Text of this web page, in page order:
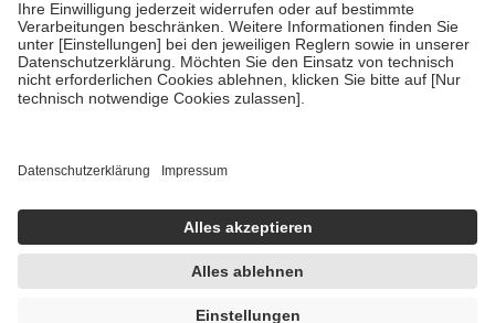
• Untersuchungen zur Vorsorge und Früherkennung, die von der
GKV getragen werden
• empfohlenen Schutzimpfungen
• Harn- und Blutteststreifen
getroffen, um sicherzustellen, dass es sich um echte Bewertungen
https://help.etrusted.com/hc/de/articles/4419944605341
Einige Bilder und Inhalte wurden unter Zuhilfenahme künstlicher